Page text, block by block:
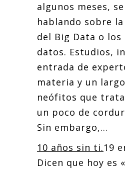
algunos meses,
hablando sobre
del Big Data o los
datos. Estudios,
entrada de
materia y un
neófitos que
un poco de
Sin embargo,...
10 años sin ti.19
Dicen que hoy es